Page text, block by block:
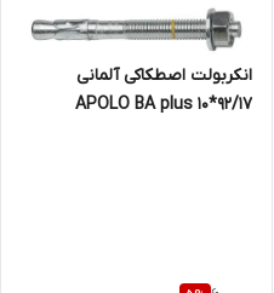
انکربولت اصطکاکی آلمانی
APOLO BA plus 10*92/17